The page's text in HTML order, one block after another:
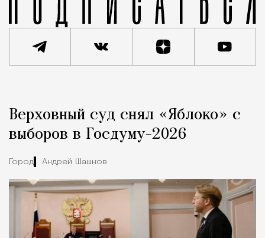
Город
Верховный суд снял «Яблоко» с
выборов в Госдуму-2026
Город Андрей Шашков